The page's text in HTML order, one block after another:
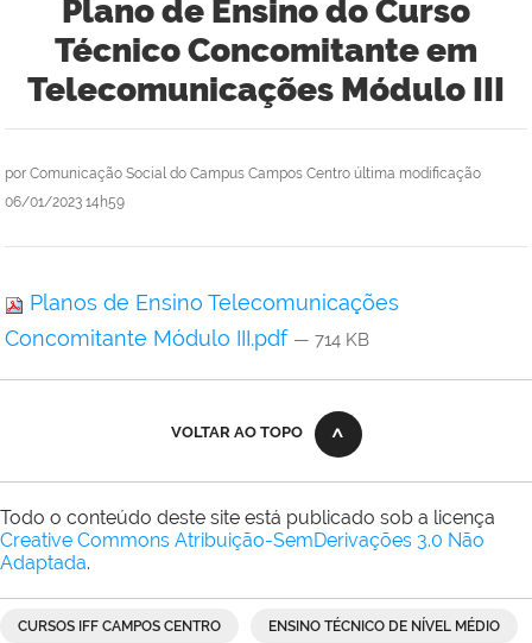
Plano de Ensino do Curso
Técnico Concomitante em
Telecomunicações Módulo III
por Comunicação Social do Campus Campos Centro última modificação
06/01/2023 14h59
Planos de Ensino Telecomunicações
Concomitante Módulo III.pdf — 714 KB
VOLTAR AO TOPO
Todo o conteúdo deste site está publicado sob a licença
Creative Commons Atribuição-SemDerivações 3.0 Não
Adaptada.
CURSOS IFF CAMPOS CENTRO ENSINO TÉCNICO DE NÍVEL MÉDIO